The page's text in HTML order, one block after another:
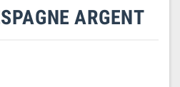
ARGENT